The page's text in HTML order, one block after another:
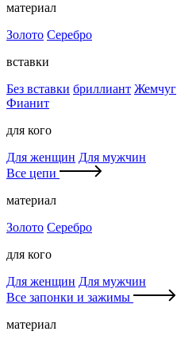
материал
Золото Серебро
вставки
Без вставки бриллиант Жемчуг
Фианит
для кого
Для женщин Для мужчин
Все цепи
материал
Золото Серебро
для кого
Для женщин Для мужчин
Все запонки и зажимы
материал